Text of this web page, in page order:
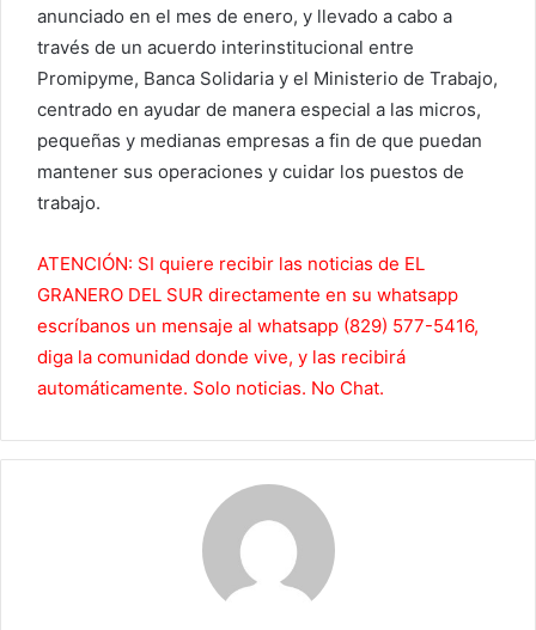
anunciado en el mes de enero, y llevado a cabo a
través de un acuerdo interinstitucional entre
Promipyme, Banca Solidaria y el Ministerio de Trabajo,
centrado en ayudar de manera especial a las micros,
pequeñas y medianas empresas a fin de que puedan
mantener sus operaciones y cuidar los puestos de
trabajo.
ATENCIÓN: SI quiere recibir las noticias de EL
GRANERO DEL SUR directamente en su whatsapp
escríbanos un mensaje al whatsapp (829) 577-5416,
diga la comunidad donde vive, y las recibirá
automáticamente. Solo noticias. No Chat.